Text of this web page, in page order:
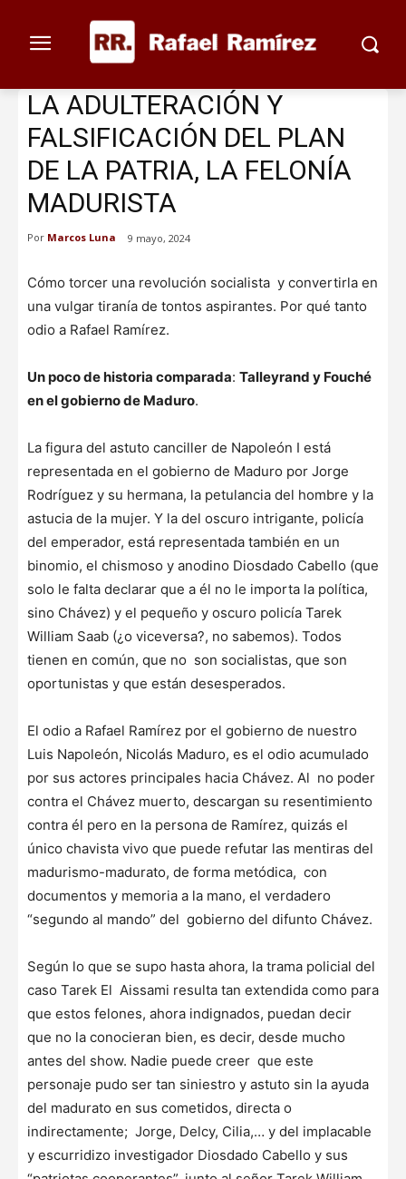
LA ADULTERACIÓN Y
FALSIFICACIÓN DEL PLAN
DE LA PATRIA, LA FELONÍA
MADURISTA
Por Marcos Luna 9 mayo, 2024
Cómo torcer una revolución socialista y convertirla en
una vulgar tiranía de tontos aspirantes. Por qué tanto
odio a Rafael Ramírez.
Un poco de historia comparada: Talleyrand y Fouché
en el gobierno de Maduro.
La figura del astuto canciller de Napoleón I está
representada en el gobierno de Maduro por Jorge
Rodríguez y su hermana, la petulancia del hombre y la
astucia de la mujer. Y la del oscuro intrigante, policía
del emperador, está representada también en un
binomio, el chismoso y anodino Diosdado Cabello (que
solo le falta declarar que a él no le importa la política,
sino Chávez) y el pequeño y oscuro policía Tarek
William Saab (¿o viceversa?, no sabemos). Todos
tienen en común, que no son socialistas, que son
oportunistas y que están desesperados.
El odio a Rafael Ramírez por el gobierno de nuestro
Luis Napoleón, Nicolás Maduro, es el odio acumulado
por sus actores principales hacia Chávez. Al no poder
contra el Chávez muerto, descargan su resentimiento
contra él pero en la persona de Ramírez, quizás el
único chavista vivo que puede refutar las mentiras del
madurismo-madurato, de forma metódica, con
documentos y memoria a la mano, el verdadero
“segundo al mando” del gobierno del difunto Chávez.
Según lo que se supo hasta ahora, la trama policial del
caso Tarek El Aissami resulta tan extendida como para
que estos felones, ahora indignados, puedan decir
que no la conocieran bien, es decir, desde mucho
antes del show. Nadie puede creer que este
personaje pudo ser tan siniestro y astuto sin la ayuda
del madurato en sus cometidos, directa o
indirectamente; Jorge, Delcy, Cilia,… y del implacable
y escurridizo investigador Diosdado Cabello y sus